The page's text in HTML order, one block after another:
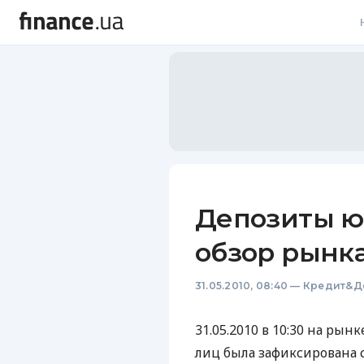
Депозиты
обзор
31.05.2010, 08:40 —
31.05.2010 в 10:30 на
лиц была зафиксирована